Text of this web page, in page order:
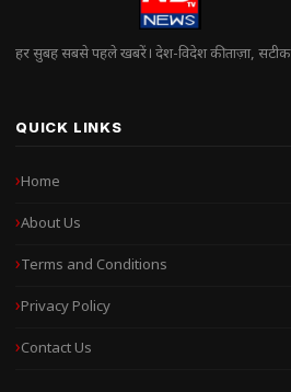
हर सुबह सबसे पहले खबरें। देश-विदेश की ताज़ा, सटीक
QUICK LINKS
Home
About Us
Terms and Conditions
Privacy Policy
Contact Us